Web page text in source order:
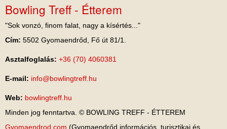
Bowling Treff - Étterem
"Sok vonzó, finom falat, nagy a kísértés..."
Cím: 5502 Gyomaendrőd, Fő út 81/1.
Asztalfoglalás: +36 (70) 4060381
E-mail: info@bowlingtreff.hu
Web: bowlingtreff.hu
Minden jog fenntartva. © BOWLING TREFF - ÉTTEREM
Gyomaendrod.com (Gyomaendrőd információs, turisztikai és